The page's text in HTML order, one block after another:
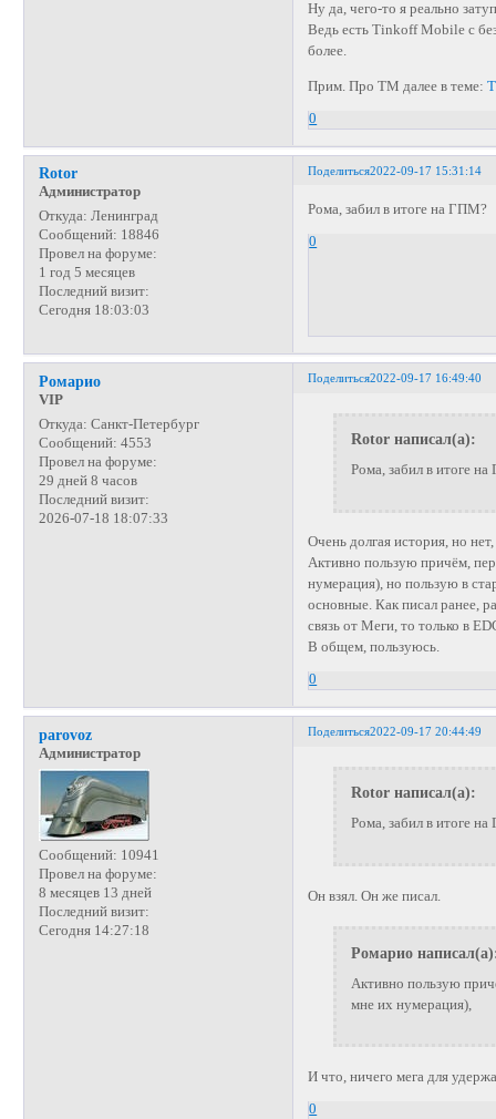
Ну да, чего-то я реально
Ведь есть Tinkoff Mobile с
более.
Прим. Про ТМ далее в теме:
0
Поделиться2022-09-17 15:31:14
Rotor
Администратор
Откуда: Ленинград
Сообщений: 18846
Провел на форуме:
1 год 5 месяцев
Последний визит:
Сегодня 18:03:03
Рома, забил в итоге на ГПМ?
0
Поделиться2022-09-17 16:49:40
Ромарио
VIP
Откуда: Санкт-Петербург
Сообщений: 4553
Провел на форуме:
29 дней 8 часов
Последний визит:
2026-07-18 18:07:33
Rotor написал(а):
Рома, забил в итоге
Очень долгая история, но
Активно пользую причём,
нумерация), но пользую в
основные. Как писал ранее,
связь от Меги, то только в
В общем, пользуюсь.
0
Поделиться2022-09-17 20:44:49
parovoz
Администратор
Сообщений: 10941
Провел на форуме:
8 месяцев 13 дней
Последний визит:
Сегодня 14:27:18
Rotor написал(а):
Рома, забил в итоге
Он взял. Он же писал.
Ромарио
Активно пользую
мне их нумерация),
И что, ничего мега для
0